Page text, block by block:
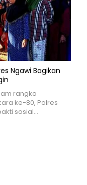
Ngawi Bagikan
rangka
ke-80, Polres
sosial…